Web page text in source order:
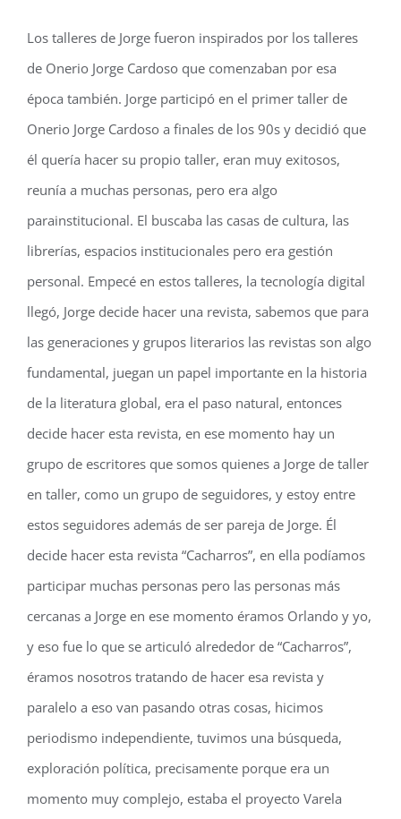
Los talleres de Jorge fueron inspirados por los talleres
de Onerio Jorge Cardoso que comenzaban por esa
época también. Jorge participó en el primer taller de
Onerio Jorge Cardoso a finales de los 90s y decidió que
él quería hacer su propio taller, eran muy exitosos,
reunía a muchas personas, pero era algo
parainstitucional. El buscaba las casas de cultura, las
librerías, espacios institucionales pero era gestión
personal. Empecé en estos talleres, la tecnología digital
llegó, Jorge decide hacer una revista, sabemos que para
las generaciones y grupos literarios las revistas son algo
fundamental, juegan un papel importante en la historia
de la literatura global, era el paso natural, entonces
decide hacer esta revista, en ese momento hay un
grupo de escritores que somos quienes a Jorge de taller
en taller, como un grupo de seguidores, y estoy entre
estos seguidores además de ser pareja de Jorge. Él
decide hacer esta revista “Cacharros”, en ella podíamos
participar muchas personas pero las personas más
cercanas a Jorge en ese momento éramos Orlando y yo,
y eso fue lo que se articuló alrededor de “Cacharros”,
éramos nosotros tratando de hacer esa revista y
paralelo a eso van pasando otras cosas, hicimos
periodismo independiente, tuvimos una búsqueda,
exploración política, precisamente porque era un
momento muy complejo, estaba el proyecto Varela